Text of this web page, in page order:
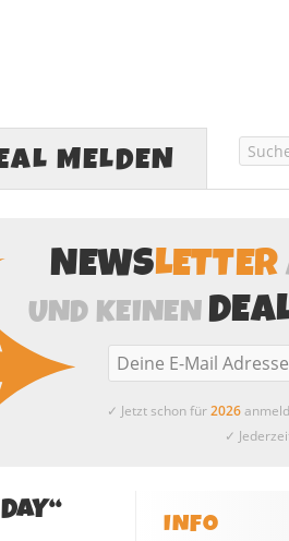
MELDEN
NEWSLETTER
UND KEINEN
✓ Jetzt schon für2026
✓
INFO